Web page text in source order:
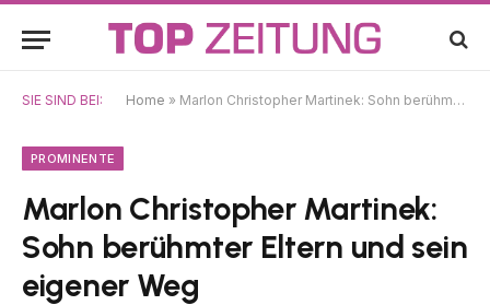
SIE SIND BEI: Home » Marlon Christopher Martinek: Sohn berühmter Eltern und sein eigener Weg
PROMINENTE
Marlon Christopher Martinek:
Sohn berühmter Eltern und sein
eigener Weg